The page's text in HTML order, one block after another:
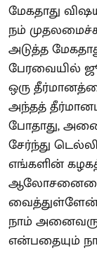
மேகதாது
நம்
அடுத்த
பேரவையில்
ஒரு
அந்தத்
போதாது,
சேர்ந்து
எங்களின்
நாம்
என்பதையும்